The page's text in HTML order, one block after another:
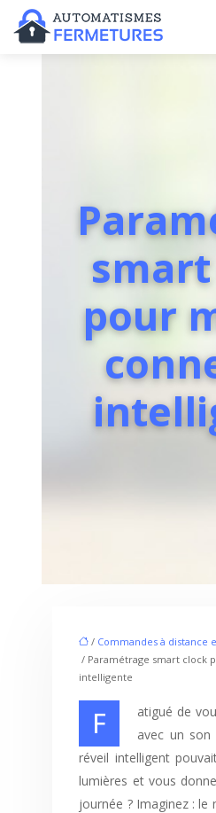
pour
/ Commandes à distance
/ Paramétrage smart clock
intelligente
Fatigué de vous réveiller en sursaut
avec un
réveil intelligent
lumières et vous
journée ? Imaginez :